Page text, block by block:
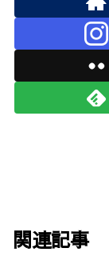
関連記事